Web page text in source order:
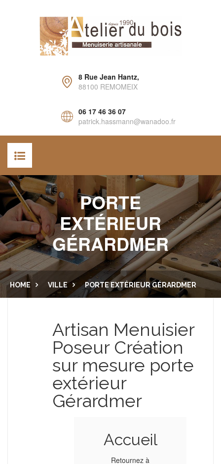
8 Rue Jean Hantz,
88100 REMOMEIX
06 17 46 36 07
patrick.hassmann@wanadoo.fr
ACCUEIL
AGENCEMENT INTÉRIEUR
CUISINE ET SALLE DE BAIN
PORTES
DRESSING
LAMBRIS
MENUISERIE EXTÉRIEURE
BALCON
NOUS CONTACTER
PORTE
EXTÉRIEUR
GÉRARDMER
HOME VILLE PORTE EXTÉRIEUR GÉRARDMER
Artisan Menuisier
Poseur Création
sur mesure porte
extérieur
Gérardmer
Accueil
Retournez à